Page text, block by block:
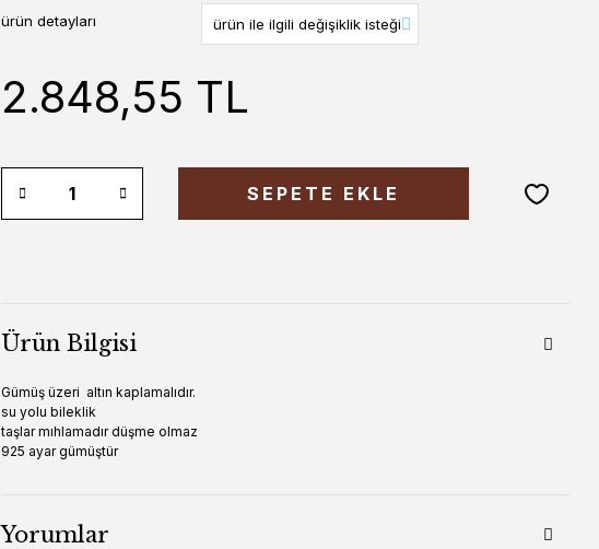
ürün detayları
2.848,55 TL
SEPETE EKLE
Ürün Bilgisi
Gümüş üzeri altın kaplamalıdır.
su yolu bileklik
taşlar mıhlamadır düşme olmaz
925 ayar gümüştür
Yorumlar